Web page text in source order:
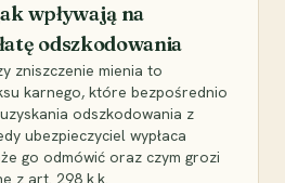
wpływają na
odszkodowania
zniszczenie mienia to
karnego, które bezpośrednio
odszkodowania z
ubezpieczyciel wypłaca
go odmówić oraz czym grozi
z art. 298 k.k.